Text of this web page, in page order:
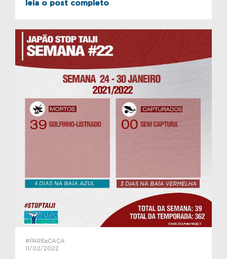
leia o post completo
#PAREaCAÇA
11/02/2022